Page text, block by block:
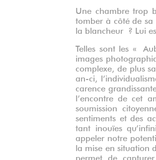
Une chambre trop
tomber à côté de sa
la blancheur ? Lui
Telles sont les «
images
complexe, de plus
an-ci,
carence
l’encontre de cet
soumission
sentiments et des
tant inouïes
appeler notre
la mise en situation
permet de